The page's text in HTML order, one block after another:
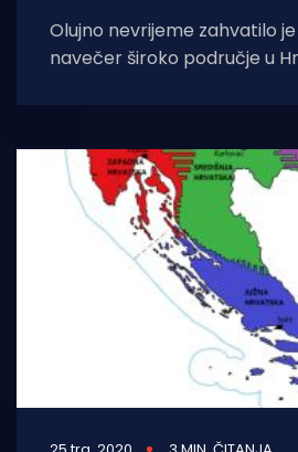
Olujno nevrijeme zahvatilo
navečer široko područje u
unutarnjih poslova